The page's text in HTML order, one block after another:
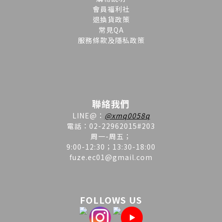
會員福利社
退換貨政策
常見QA
服務條款及隱私政策
聯絡我們
LINE@ ： @xmq0058q
電話：02-22962015#203
周一-周五；
9:00-12:30；13:30-18:00
fuze.ec01@gmail.com
FOLLOWS US